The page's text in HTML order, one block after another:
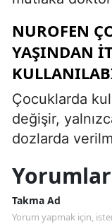
NUROFEN
YAŞINDAN
Çocuklarda
değişir,
dozlarda
Yorumlar
Takma Ad
Yorum yapmak için,